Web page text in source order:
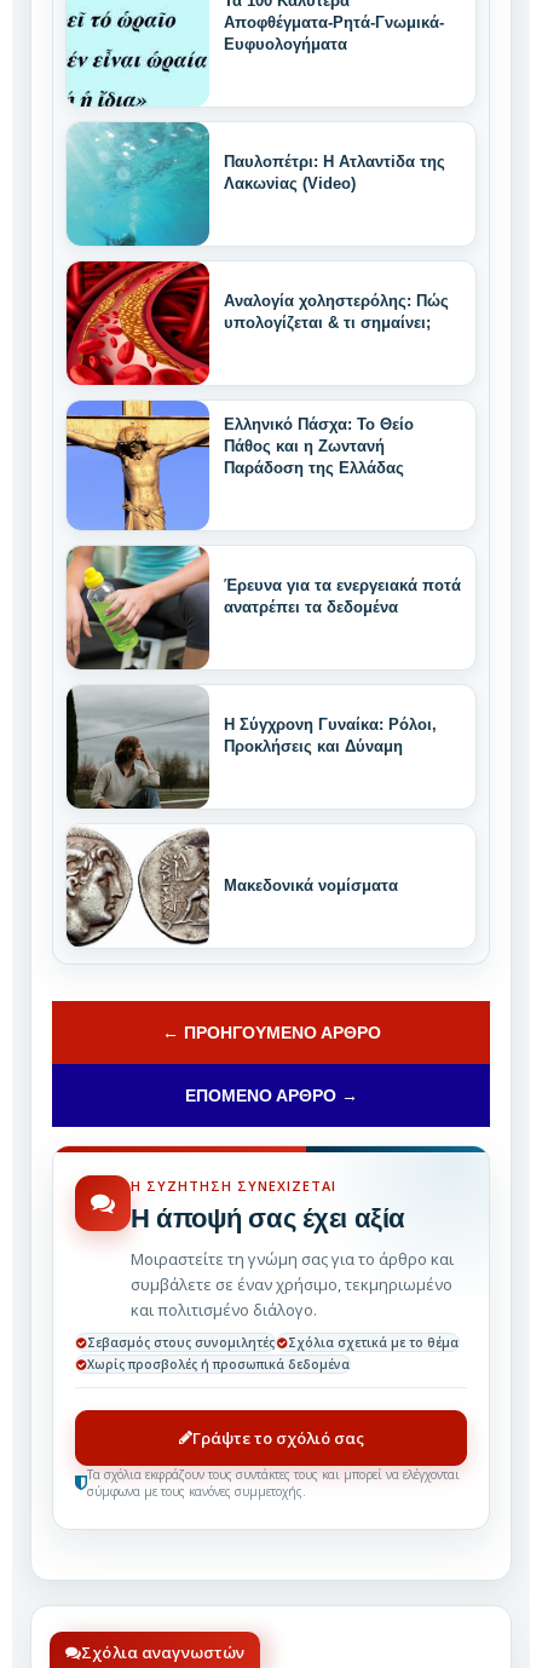
Αποφθέγματα-Ρητά-Γνωμικά-
Ευφυολογήματα
Παυλοπέτρι: Η Ατλαντiδα της
Λακωνiας (Video)
Αναλογία χοληστερόλης: Πώς
υπολογίζεται & τι σημαίνει;
Ελληνικό Πάσχα: Το Θείο
Πάθος και η Ζωντανή
Παράδοση της Ελλάδας
Έρευνα για τα ενεργειακά ποτά
ανατρέπει τα δεδομένα
Η Σύγχρονη Γυναίκα: Ρόλοι,
Προκλήσεις και Δύναμη
Μακεδονικά νομίσματα
← ΠΡΟΗΓΟΎΜΕΝΟ ΆΡΘΡΟ
ΕΠΌΜΕΝΟ ΆΡΘΡΟ →
Η ΣΥΖΉΤΗΣΗ ΣΥΝΕΧΊΖΕΤΑΙ
Η άποψή σας έχει αξία
Μοιραστείτε τη γνώμη σας για το άρθρο και
συμβάλετε σε έναν χρήσιμο, τεκμηριωμένο
και πολιτισμένο διάλογο.
Σεβασμός στους συνομιλητές
Σχόλια σχετικά με το θέμα
Χωρίς προσβολές ή προσωπικά δεδομένα
Γράψτε το σχόλιό σας
Τα σχόλια εκφράζουν τους συντάκτες τους και μπορεί να ελέγχονται
σύμφωνα με τους κανόνες συμμετοχής.
Σχόλια αναγνωστών